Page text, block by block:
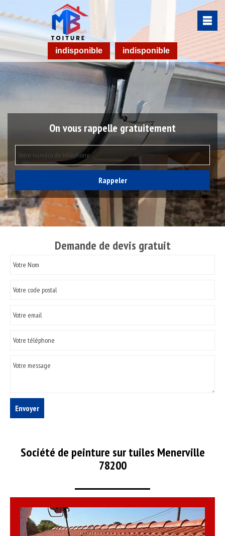
indisponible indisponible
On vous rappelle gratuitement
Demande de devis gratuit
Société de peinture sur tuiles Menerville
78200